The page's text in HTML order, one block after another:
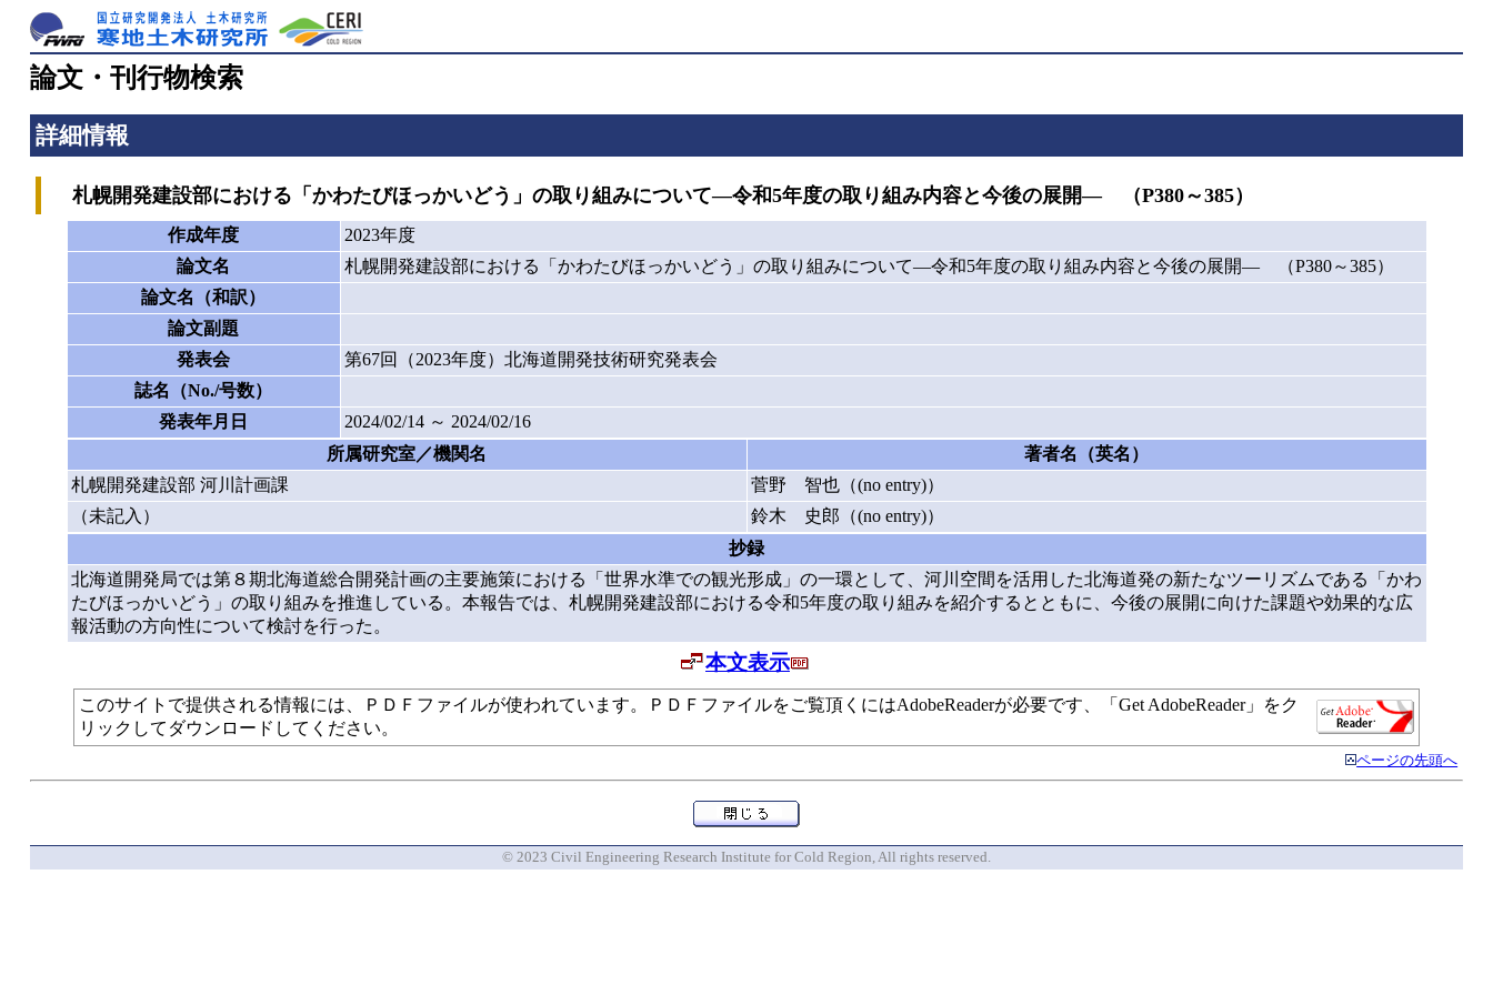
論文・刊行物検索
詳細情報
札幌開発建設部における「かわたびほっかいどう」の取り組みについて―令和5年度の取り組み内容と今後の展開― （P380～385）
作成年度
2023年度
論文名
札幌開発建設部における「かわたびほっかいどう」の取り組みについて―令和5年度の取り組み内容と今後の展開― （P380～385）
論文名（和訳）
論文副題
発表会
第67回（2023年度）北海道開発技術研究発表会
誌名（No./号数）
発表年月日
2024/02/14 ～ 2024/02/16
所属研究室／機関名
著者名（英名）
札幌開発建設部 河川計画課
菅野 智也（(no entry)）
（未記入）
鈴木 史郎（(no entry)）
抄録
北海道開発局では第８期北海道総合開発計画の主要施策における「世界水準での観光形成」の一環として、河川空間を活用した北海道発の新たなツーリズムである「かわ
たびほっかいどう」の取り組みを推進している。本報告では、札幌開発建設部における令和5年度の取り組みを紹介するとともに、今後の展開に向けた課題や効果的な広
報活動の方向性について検討を行った。
本文表示
このサイトで提供される情報には、ＰＤＦファイルが使われています。ＰＤＦファイルをご覧頂くにはAdobeReaderが必要です、「Get AdobeReader」をク
リックしてダウンロードしてください。
ページの先頭へ
© 2023 Civil Engineering Research Institute for Cold Region, All rights reserved.